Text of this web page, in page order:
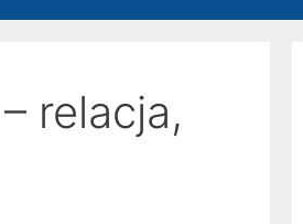
relacja,